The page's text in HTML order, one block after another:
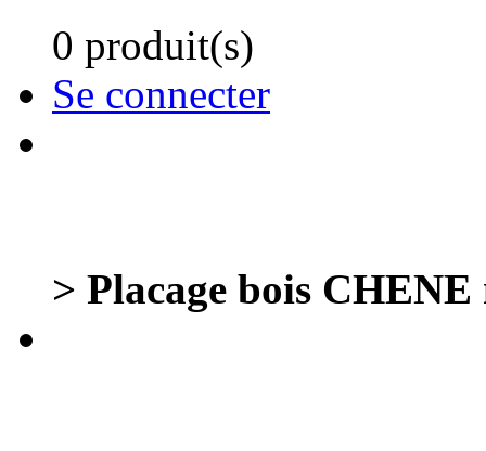
0 produit(s)
Se connecter
> Placage bois